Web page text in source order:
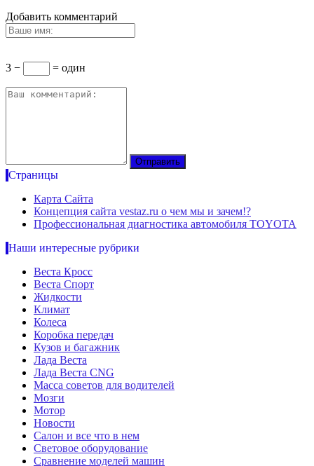
Добавить комментарий
3 − = один
Страницы
Карта Сайта
Концепция сайта vestaz.ru о чем мы и зачем!?
Профессиональная диагностика автомобиля TOYOTA
Наши интересные рубрики
Веста Кросс
Веста Спорт
Жидкости
Климат
Колеса
Коробка передач
Кузов и багажник
Лада Веста
Лада Веста CNG
Масса советов для водителей
Мозги
Мотор
Новости
Салон и все что в нем
Световое оборудование
Сравнение моделей машин